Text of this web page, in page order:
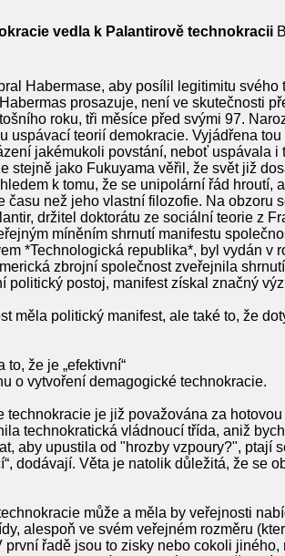
vedla k Palantirově technokracii
Habermase, aby posílil legitimitu
prosazuje, není ve skutečnosti
roku, tři měsíce před svými 97.
uspávací teorií demokracie. Vyjádřena
jakémukoli povstání, neboť uspávala
stejně jako Fukuyama věřil, že svět již
k tomu, že se unipolární řád hroutí,
času než jeho vlastní filozofie. Na obzoru
držitel doktorátu ze sociální teorie z
míněním shrnutí manifestu
*Technologická republika*, byl vydán v
zbrojní společnost zveřejnila
politický postoj, manifest získal značný
měla politický manifest, ale také to, že
že je „efektivní“
o vytvoření demagogické technokracie.
technokracie je již považována za
technokratická vládnoucí třída, aniž
aby upustila od "hrozby vzpoury?", ptají
dodávají. Věta je natolik důležitá, že se
může a měla by veřejnosti
alespoň ve svém veřejném rozměru
řadě jsou to zisky nebo cokoli